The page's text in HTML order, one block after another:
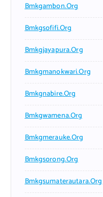
Bmkgambon.org
Bmkgsofifi.org
Bmkgjayapura.org
Bmkgmanokwari.org
Bmkgnabire.org
Bmkgwamena.org
Bmkgmerauke.org
Bmkgsorong.org
Bmkgsumaterautara.org